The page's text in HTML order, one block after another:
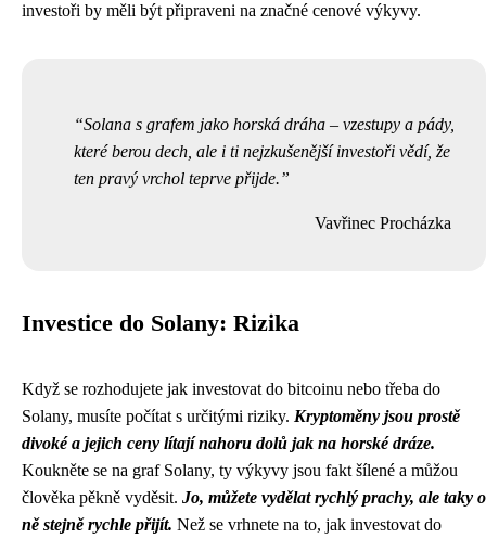
investoři by měli být připraveni na značné cenové výkyvy.
Solana s grafem jako horská dráha – vzestupy a pády,
které berou dech, ale i ti nejzkušenější investoři vědí, že
ten pravý vrchol teprve přijde.
Vavřinec Procházka
Investice do Solany: Rizika
Když se rozhodujete jak investovat do bitcoinu nebo třeba do
Solany, musíte počítat s určitými riziky. Kryptoměny jsou prostě
divoké a jejich ceny lítají nahoru dolů jak na horské dráze.
Koukněte se na graf Solany, ty výkyvy jsou fakt šílené a můžou
člověka pěkně vyděsit. Jo, můžete vydělat rychlý prachy, ale taky o
ně stejně rychle přijít. Než se vrhnete na to, jak investovat do